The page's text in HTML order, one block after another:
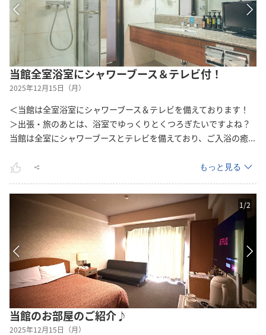
当館全室浴室にシャワーブース＆テレビ付！
2025年12月15日（月）
＜当館は全室浴室にシャワーブース＆テレビを備えております！
＞出張・旅のあとは、浴室でゆっくりとくつろぎたいですよね？
当館は全室にシャワーブースとテレビを備えており、ご入浴の癒...
もっと見る
1/2
当館のお部屋のご紹介♪
2025年12月15日（月）